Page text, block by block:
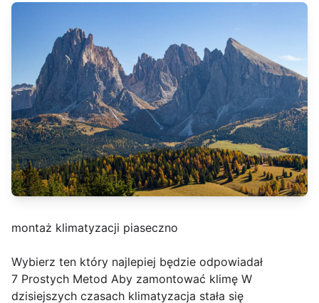
montaż klimatyzacji piaseczno
Wybierz ten który najlepiej będzie odpowiadał
7 Prostych Metod Aby zamontować klimę W
dzisiejszych czasach klimatyzacja stała się